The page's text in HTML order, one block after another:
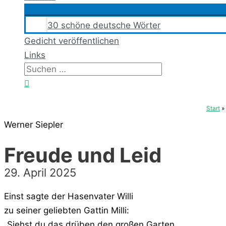
30 schöne deutsche Wörter
Gedicht veröffentlichen
Links
Suchen
nach:
Start
Werner Siepler
Freude und Leid
29. April 2025
Einst sagte der Hasenvater Willi
zu seiner geliebten Gattin Milli: